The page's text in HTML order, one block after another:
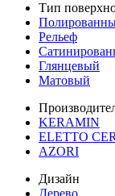
Тип
Рельеф
Глянцевый
Матовый
KERAMIN
ELETTO
AZORI
Дизайн
Дерево